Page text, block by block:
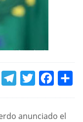
WHATSAPPTELEGRAMTWITTERFACEBOOK
anunciado el